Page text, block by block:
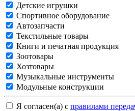
Детские игрушки
Спортивное оборудование
Автозапчасти
Текстильные товары
Книги и печатная продукция
Зоотовары
Хозтовары
Музыкальные инструменты
Модульные конструкции
Я согласен(а) с правилами